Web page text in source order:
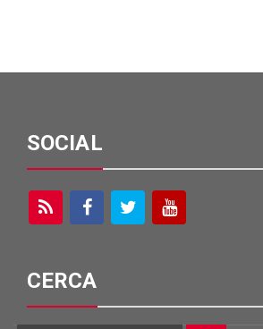
SOCIAL
CERCA